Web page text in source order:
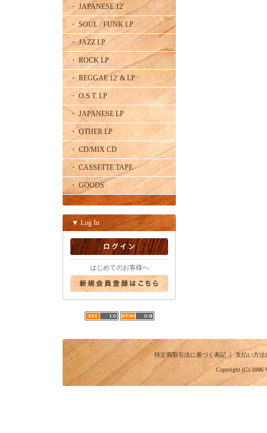
・ JAPANESE 12'
・ SOUL / FUNK LP
・ JAZZ LP
・ ROCK LP
・ REGGAE 12' & LP
・ O.S.T. LP
・ JAPANESE LP
・ OTHER LP
・ CD/MIX CD
・ CASSETTE TAPE
・ GOODS
▼ Log In
はじめてのお客様へ
特定商取引法に基づく表記｜支払い方法
Copyright (C) 2006